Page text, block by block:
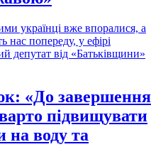
українці вже впоралися, а
нас попереду, у ефірі
депутат від «Батьківщини»
«До завершення
підвищувати
на воду та